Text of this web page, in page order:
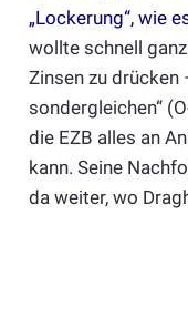
„Lockerung“, wie
wollte schnell
Zinsen zu drücken
sondergleichen“
die EZB alles an
kann. Seine
da weiter, wo